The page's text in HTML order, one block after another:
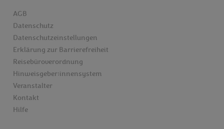
AGB
Datenschutz
Datenschutzeinstellungen
Erklärung zur Barrierefreiheit
Reisebüroverordnung
Hinweisgeber:innensystem
Veranstalter
Kontakt
Hilfe